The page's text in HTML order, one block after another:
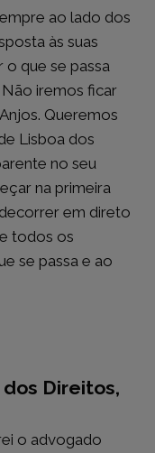
ao lado dos
às suas
que se passa
iremos ficar
Queremos
Lisboa dos
no seu
na primeira
em direto
todos os
se passa e ao
Direitos,
o advogado